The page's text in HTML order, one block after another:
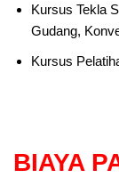
Kursus Tekla
Gudang,
Kursus
BIAYA